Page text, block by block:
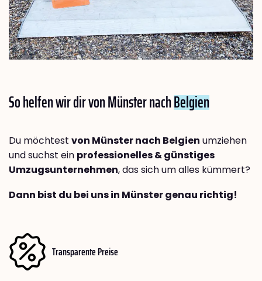
So helfen wir dir von Münster nachBelgien
Du möchtest von Münster nach Belgien umziehen
und suchst ein professionelles & günstiges
Umzugsunternehmen, das sich um alles kümmert?
Dann bist du bei uns in Münster genau richtig!
Transparente Preise